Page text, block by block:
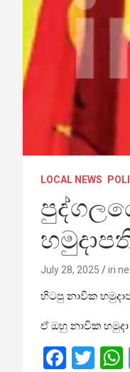
LOCAL NEWS
July 28, 2025 iri
හිටපු නාවික
ඒ ඔහු නාවික
F
T